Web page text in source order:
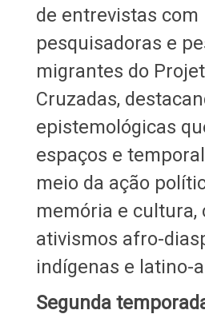
de entrevistas com
pesquisadoras e
migrantes do
Cruzadas,
epistemológicas
espaços e
meio da ação
memória e cultura,
ativismos afro-
indígenas e latino-
Segunda